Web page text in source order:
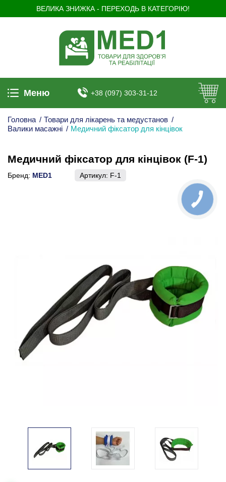
ВЕЛИКА ЗНИЖКА - ПЕРЕХОДЬ В КАТЕГОРІЮ!
Меню +38 (097) 303-31-12
Головна / Товари для лікарень та медустанов /
Валики масажні / Медичний фіксатор для кінцівок
Медичний фіксатор для кінцівок (F-1)
Бренд: MED1 Артикул: F-1